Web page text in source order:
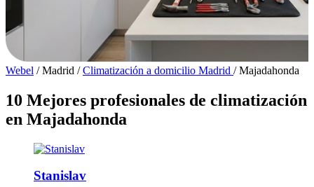
Webel / Madrid / Climatización a domicilio Madrid / Majadahonda
10 Mejores profesionales de climatización
en Majadahonda
Stanislav